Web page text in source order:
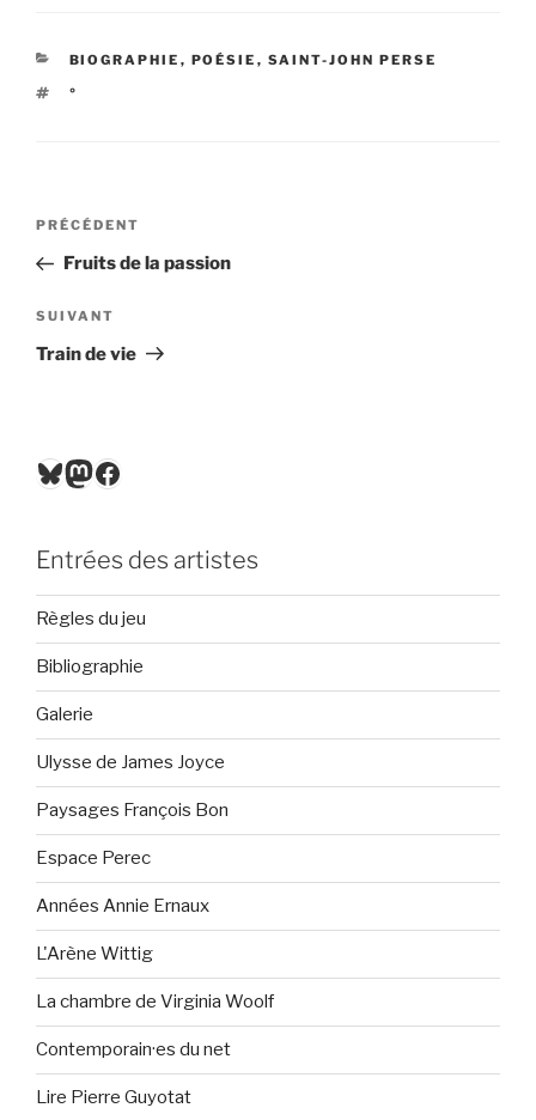
CATÉGORIES
BIOGRAPHIE , POÉSIE , SAINT-JOHN PERSE
ÉTIQUETTES
°
Navigation
l’article
Article
précédent
PRÉCÉDENT
Fruits de la passion
Article
suivant
SUIVANT
Train de vie
Bluesky
Mastodon
Facebook
Entrées des artistes
Règles du jeu
Bibliographie
Galerie
Ulysse de James Joyce
Paysages François Bon
Espace Perec
Années Annie Ernaux
L'Arène Wittig
La chambre de Virginia Woolf
Contemporain·es du net
Lire Pierre Guyotat